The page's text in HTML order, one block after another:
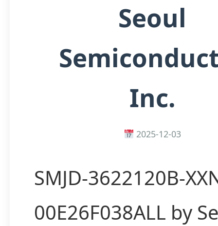
Seoul
Inc.
2025-12-03
SMJD-3622120B-
00E26F038ALL by